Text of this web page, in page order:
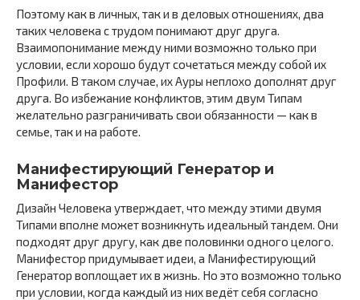
Поэтому как в личных, так и в деловых отношениях, два
таких человека с трудом понимают друг друга.
Взаимопонимание между ними возможно только при
условии, если хорошо будут сочетаться между собой их
Профили. В таком случае, их Ауры неплохо дополнят друг
друга. Во избежание конфликтов, этим двум Типам
желательно разграничивать свои обязанности — как в
семье, так и на работе.
Манифестирующий Генератор и
Манифестор
Дизайн Человека утверждает, что между этими двумя
Типами вполне может возникнуть идеальный тандем. Они
подходят друг другу, как две половинки одного целого.
Манифестор придумывает идеи, а Манифестирующий
Генератор воплощает их в жизнь. Но это возможно только
при условии, когда каждый из них ведёт себя согласно